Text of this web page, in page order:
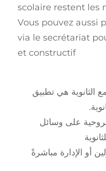
scolaire restent les
Vous pouvez aussi
via le secrétariat
et constructif
الثانوية هي تطبيق
على وسائل
أو الإدارة مباشرةً